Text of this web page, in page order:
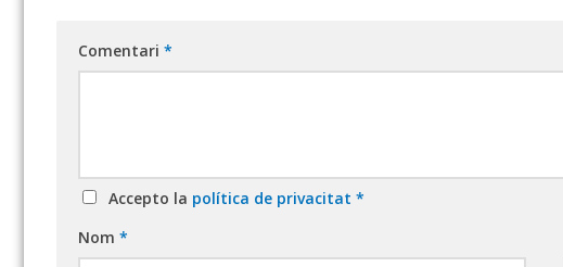
Comentari *
Accepto la política de privacitat *
Nom *